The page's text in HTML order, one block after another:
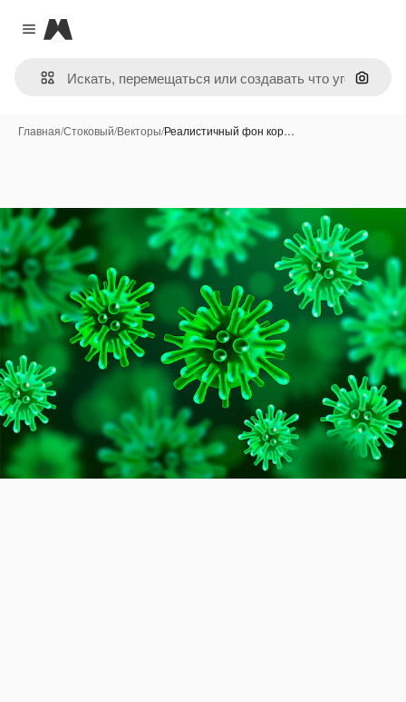
Close menu
Magnific
Поиск
Главная/Стоковый/Векторы/Реалистичный фон кор…